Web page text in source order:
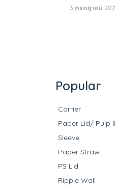
3 กรกฎาคม
Popular
Carrier
Paper Lid/ Pulp
Sleeve
Paper Straw
PS Lid
Ripple Wall